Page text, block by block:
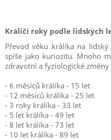
Králičí roky podle lidských
Převod věku králíka na
spíše jako kuriozitu. Mnoho
zdravotní a fyziologické
- 6 měsíců králíka - 15 let
- 12 měsíců králíka - 25 let
- 3 roky králíka - 33 let
- 5 let králíka - 49 let
- 8 let králíka - 73 let
- 10 let králíka - 89 let